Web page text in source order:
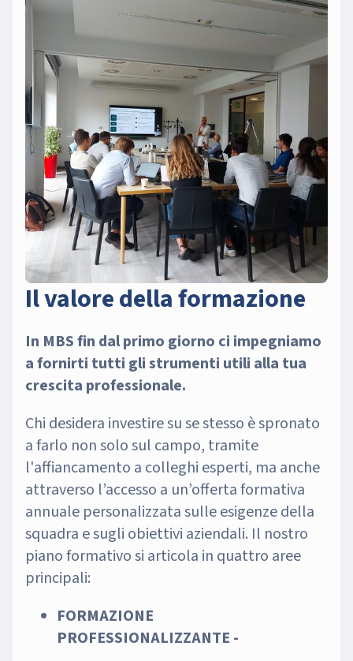
Il valore della formazione
In MBS fin dal primo giorno ci impegniamo
a fornirti tutti gli strumenti utili alla tua
crescita professionale.
Chi desidera investire su se stesso è spronato
a farlo non solo sul campo, tramite
l'affiancamento a colleghi esperti, ma anche
attraverso l’accesso a un’offerta formativa
annuale personalizzata sulle esigenze della
squadra e sugli obiettivi aziendali. Il nostro
piano formativo si articola in quattro aree
principali:
FORMAZIONE
PROFESSIONALIZZANTE -